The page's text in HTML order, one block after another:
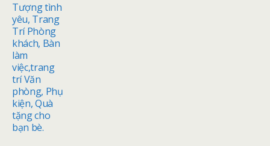
Tượng tình
yêu, Trang
Trí Phòng
khách, Bàn
làm
việc,trang
trí Văn
phòng, Phụ
kiện, Quà
tặng cho
bạn bè.